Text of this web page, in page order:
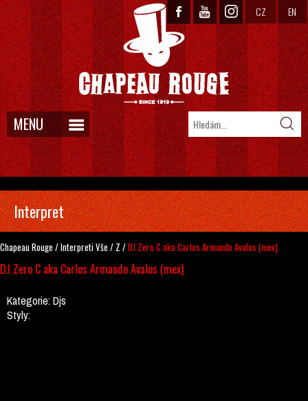
CZ EN
MENU
Interpret
Chapeau Rouge /InterpretiVše / Z /DJ Zero C aka Carlos Armando Avalos (mex)
DJ Zero C aka Carlos Armando Avalos (mex)
Kategorie:Djs
Styly: